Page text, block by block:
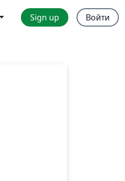
Sign up Войти